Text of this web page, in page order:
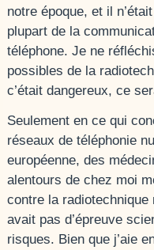
notre époque, et il
plupart de la
téléphone. Je ne
possibles de la
c’était dangereux, ce
Seulement en ce qui
réseaux de téléphonie
européenne, des
alentours de chez moi
contre la radiotechnique
avait pas d’épreuve
risques. Bien que j’aie